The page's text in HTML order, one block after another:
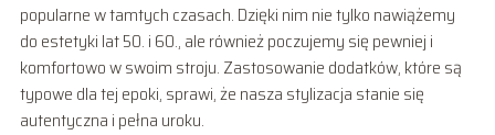
popularne w tamtych czasach. Dzięki nim nie tylko nawiążemy
do estetyki lat 50. i 60., ale również poczujemy się pewniej i
komfortowo w swoim stroju. Zastosowanie dodatków, które są
typowe dla tej epoki, sprawi, że nasza stylizacja stanie się
autentyczna i pełna uroku.